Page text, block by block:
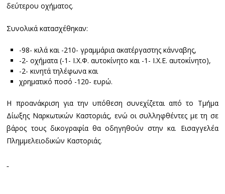
δεύτερου οχήματος.
Συνολικά κατασχέθηκαν:
-98- κιλά και -210- γραμμάρια ακατέργαστης κάνναβης,
-2- οχήματα (-1- Ι.Χ.Φ. αυτοκίνητο και -1- Ι.Χ.Ε. αυτοκίνητο),
-2- κινητά τηλέφωνα και
χρηματικό ποσό -120- ευρώ.
Η προανάκριση για την υπόθεση συνεχίζεται από το Τμήμα
Δίωξης Ναρκωτικών Καστοριάς, ενώ οι συλληφθέντες με τη σε
βάρος τους δικογραφία θα οδηγηθούν στην κα. Εισαγγελέα
Πλημμελειοδικών Καστοριάς.